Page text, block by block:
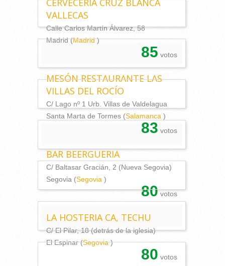
VALLECAS
Calle Carlos Martín Álvarez, 58
Madrid (Madrid )
85 votos
MESÓN RESTAURANTE LAS
VILLAS DEL ROCÍO
C/ Lago nº 1 Urb. Villas de Valdelagua
Santa Marta de Tormes (Salamanca )
83 votos
BAR BEERGUERIA
C/ Baltasar Gracián, 2 (Nueva Segovia)
Segovia (Segovia )
80 votos
LA HOSTERIA CA, TECHU
C/ El Pilar, 18 (detrás de la iglesia)
El Espinar (Segovia )
80 votos